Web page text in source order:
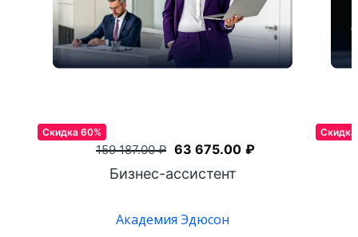
Скидка 60%
Бизнес-ассистент
Академия Эдюсон
159 187.00 ₽ 63 675.00 ₽
Скидка